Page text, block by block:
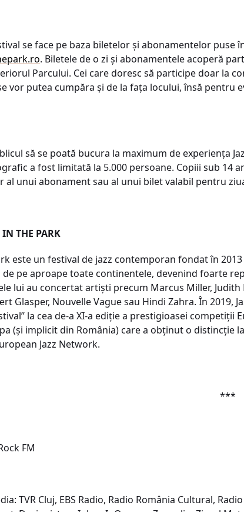
se face pe baza biletelor și abonamentelor puse
. Biletele de o zi și abonamentele acoperă
Parcului. Cei care doresc să participe doar la
vor putea cumpăra și de la fața locului, însă
să se poată bucura la maximum de experiența
a fost limitată la 5.000 persoane. Copiii sub
al unui abonament sau al unui bilet valabil pentru
IN THE PARK
este un festival de jazz contemporan fondat în
de pe aproape toate continentele, devenind foarte
lui au concertat artiști precum Marcus Miller,
Glasper, Nouvelle Vague sau Hindi Zahra. În 2019,
la cea de-a XI-a ediție a prestigioasei
(și implicit din România) care a obținut o distincție
Jazz Network.
***
FM
TVR Cluj, EBS Radio, Radio România Cultural,